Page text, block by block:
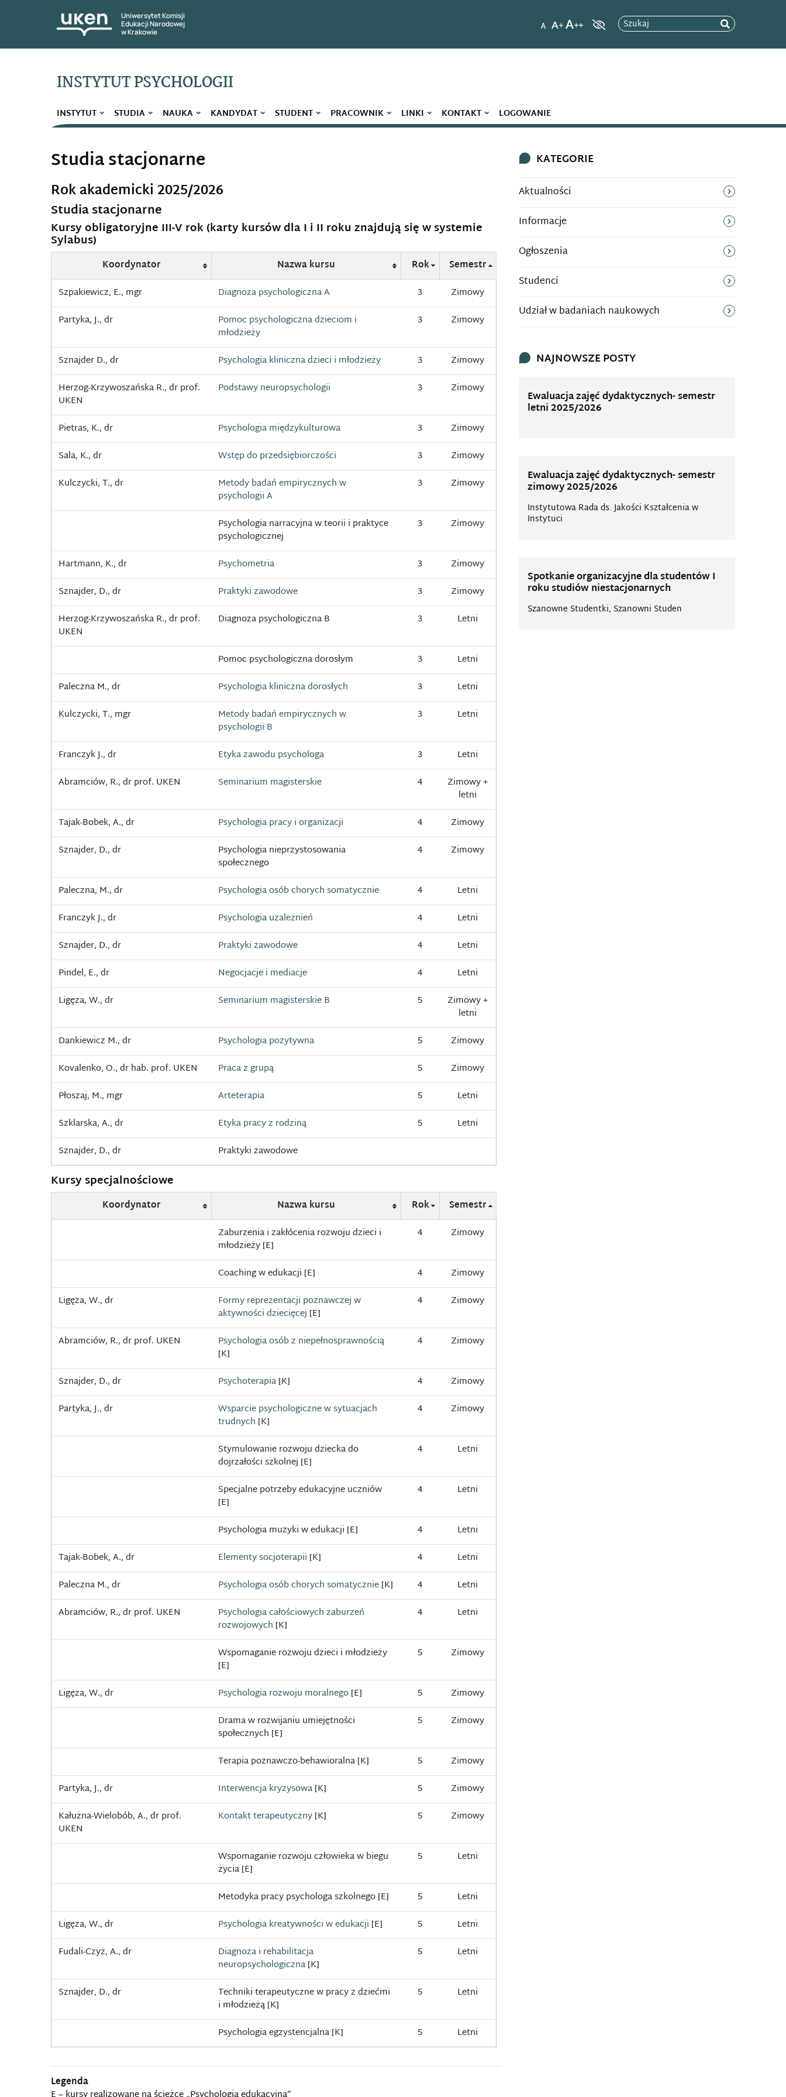
Uniwersytet Komisji
Edukacji Narodowej
w Krakowie
Szukaj
INSTYTUT PSYCHOLOGII
INSTYTUT STUDIA NAUKA KANDYDAT STUDENT PRACOWNIK LINKI KONTAKT LOGOWANIE
Studia stacjonarne
Rok akademicki 2025/2026
Studia stacjonarne
Kursy obligatoryjne III-V rok (karty kursów dla I i II roku znajdują się w systemie
Sylabus)
Koordynator Nazwa kursu Rok
Semestr
Szpakiewicz, E., mgr
Diagnoza psychologiczna A 3
Zimowy
Partyka, J., dr
Pomoc psychologiczna dzieciom i
młodzieży
3 Zimowy
Sznajder D., dr Psychologia kliniczna dzieci i młodzieży 3
Zimowy
Herzog-Krzywoszańska R., dr prof.
UKEN
Podstawy neuropsychologii 3 Zimowy
Pietras, K., dr Psychologia międzykulturowa 3
Zimowy
Sala, K., dr
Wstęp do przedsiębiorczości 3
Zimowy
Kulczycki, T., dr
Metody badań empirycznych w
psychologii A
3 Zimowy
Psychologia narracyjna w teorii i praktyce
psychologicznej
3 Zimowy
Hartmann, K., dr Psychometria 3
Zimowy
Sznajder, D., dr
Praktyki zawodowe 3
Zimowy
Herzog-Krzywoszańska R., dr prof.
UKEN
Diagnoza psychologiczna B 3 Letni
Pomoc psychologiczna dorosłym 3
Letni
Paleczna M., dr
Psychologia kliniczna dorosłych 3
Letni
Kulczycki, T., mgr
Metody badań empirycznych w
psychologii B
3 Letni
Franczyk J., dr Etyka zawodu psychologa 3
Letni
Abramciów, R., dr prof. UKEN
Seminarium magisterskie 4
Zimowy +
letni
Tajak-Bobek, A., dr
Psychologia pracy i organizacji 4
Zimowy
Sznajder, D., dr
Psychologia nieprzystosowania
społecznego
4 Zimowy
Paleczna, M., dr Psychologia osób chorych somatycznie 4
Letni
Franczyk J., dr
Psychologia uzależnień 4
Letni
Sznajder, D., dr
Praktyki zawodowe 4
Letni
Pindel, E., dr
Negocjacje i mediacje 4
Letni
Ligęza, W., dr
Seminarium magisterskie B 5
Zimowy +
letni
Dankiewicz M., dr
Psychologia pozytywna 5
Zimowy
Kovalenko, O., dr hab. prof. UKEN
Praca z grupą 5
Zimowy
Płoszaj, M., mgr
Arteterapia 5
Letni
Szklarska, A., dr
Etyka pracy z rodziną 5
Letni
Sznajder, D., dr
Praktyki zawodowe
Kursy specjalnościowe
Koordynator Nazwa kursu Rok
Semestr
Zaburzenia i zakłócenia rozwoju dzieci i
młodzieży [E]
4 Zimowy
Coaching w edukacji [E] 4
Zimowy
Ligęza, W., dr
Formy reprezentacji poznawczej w
aktywności dziecięcej [E]
4 Zimowy
Abramciów, R., dr prof. UKEN
Psychologia osób z niepełnosprawnością
[K]
4 Zimowy
Sznajder, D., dr Psychoterapia[K] 4
Zimowy
Partyka, J., dr
Wsparcie psychologiczne w sytuacjach
trudnych [K]
4 Zimowy
Stymulowanie rozwoju dziecka do
dojrzałości szkolnej [E]
4 Letni
Specjalne potrzeby edukacyjne uczniów
[E]
4 Letni
Psychologia muzyki w edukacji [E] 4
Letni
Tajak-Bobek, A., dr
Elementy socjoterapii [K] 4
Letni
Paleczna M., dr
Psychologia osób chorych somatycznie[K] 4
Letni
Abramciów, R., dr prof. UKEN
Psychologia całościowych zaburzeń
rozwojowych [K]
4 Letni
Wspomaganie rozwoju dzieci i młodzieży
[E]
5 Zimowy
Ligęza, W., dr Psychologia rozwoju moralnego[E] 5
Zimowy
Drama w rozwijaniu umiejętności
społecznych [E]
5 Zimowy
Terapia poznawczo-behawioralna [K] 5
Zimowy
Partyka, J., dr
Interwencja kryzysowa[K] 5
Zimowy
Kałużna-Wielobób, A., dr prof.
UKEN
Kontakt terapeutyczny[K] 5 Zimowy
Wspomaganie rozwoju człowieka w biegu
życia [E]
5 Letni
Metodyka pracy psychologa szkolnego [E] 5
Letni
Ligęza, W., dr
Psychologia kreatywności w edukacji [E] 5
Letni
Fudali-Czyż, A., dr
Diagnoza i rehabilitacja
neuropsychologiczna[K]
5 Letni
Sznajder, D., dr
Techniki terapeutyczne w pracy z dziećmi
i młodzieżą [K]
5 Letni
Psychologia egzystencjalna [K] 5 Letni
Legenda
KATEGORIE
Aktualności
Informacje
Ogłoszenia
Studenci
Udział w badaniach naukowych
NAJNOWSZE POSTY
Ewaluacja zajęć dydaktycznych- semestr
letni 2025/2026
Ewaluacja zajęć dydaktycznych- semestr
zimowy 2025/2026
Instytutowa Rada ds. Jakości Kształcenia w
Instytuci
Spotkanie organizacyjne dla studentów I
roku studiów niestacjonarnych
Szanowne Studentki, Szanowni Studen